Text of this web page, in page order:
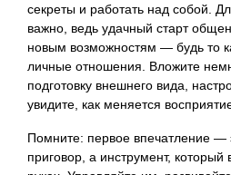
секреты и работать над собой.
важно, ведь удачный старт
новым возможностям — будь то
личные отношения. Вложите
подготовку внешнего вида,
увидите, как меняется
Помните: первое впечатление —
приговор, а инструмент, который